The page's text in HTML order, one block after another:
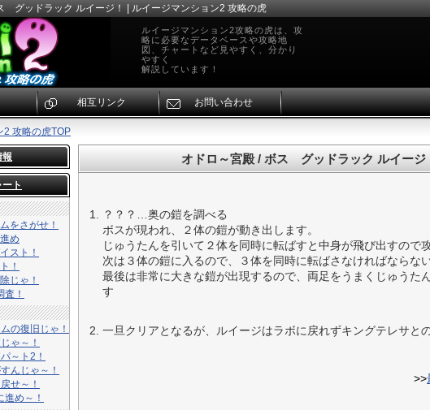
グッドラック ルイージ！ | ルイージマンション2 攻略の虎
ルイージマンション2攻略の虎は、攻
略に必要なデータベースや攻略地
図、チャートなど見やすく、分かり
やすく
解説しています！
2 攻略の虎TOP
報
ート
をさがせ！
め
スト！
！
じゃ！
！
の復旧じゃ！
ゃ～！
～ト2！
んじゃ～！
せ～！
め～！
オドロ～宮殿 / ボス グッドラック ルイージ
？？？…奥の鎧を調べる
ボスが現われ、２体の鎧が動き出します。
じゅうたんを引いて２体を同時に転ばすと中身が飛び出すので
次は３体の鎧に入るので、３体を同時に転ばさなければならない
最後は非常に大きな鎧が出現するので、両足をうまくじゅうた
す
一旦クリアとなるが、ルイージはラボに戻れずキングテレサと
>>
相互リンク お問い合わせ